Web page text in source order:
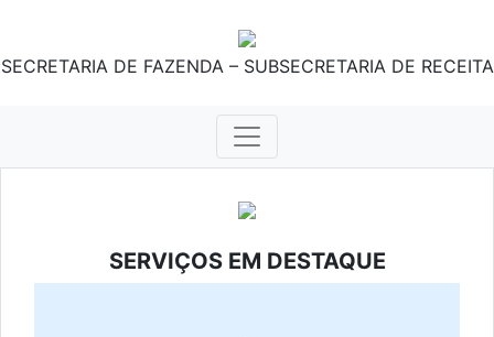
SECRETARIA DE FAZENDA – SUBSECRETARIA DE RECEITA
SERVIÇOS EM DESTAQUE